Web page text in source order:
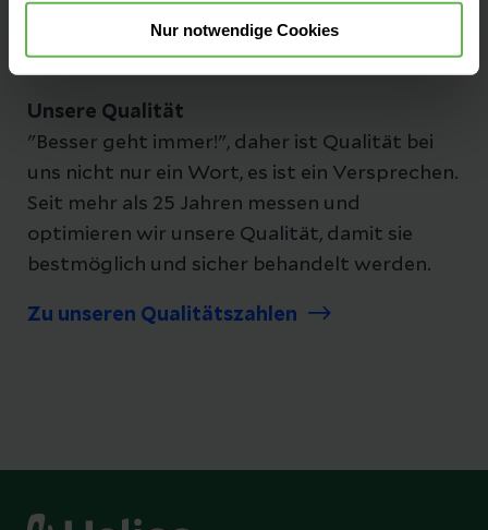
Nur notwendige Cookies
Unsere Qualität
"Besser geht immer!", daher ist Qualität bei
uns nicht nur ein Wort, es ist ein Versprechen.
Seit mehr als 25 Jahren messen und
optimieren wir unsere Qualität, damit sie
bestmöglich und sicher behandelt werden.
Zu unseren Qualitätszahlen